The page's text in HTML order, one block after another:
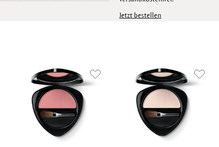
Jetzt bestellen